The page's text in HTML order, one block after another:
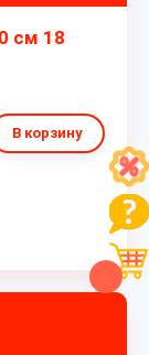
см 18
В корзину